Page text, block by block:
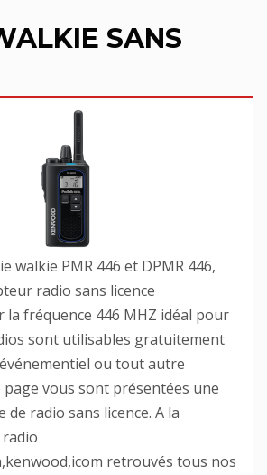
SANS
walkie PMR 446 et DPMR 446,
radio sans licence
fréquence 446 MHZ idéal pour
sont utilisables gratuitement
ou tout autre
page vous sont présentées une
de radio sans licence. A la
retrouvés tous nos